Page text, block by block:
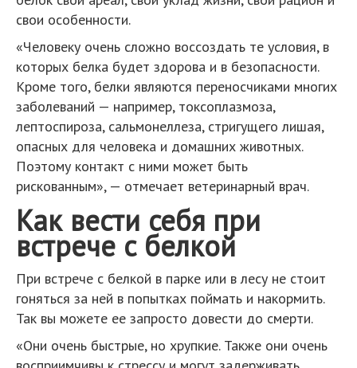
свои особенности.
«Человеку очень сложно воссоздать те условия, в
которых белка будет здорова и в безопасности.
Кроме того, белки являются переносчиками многих
заболеваний — например, токсоплазмоза,
лептоспироза, сальмонеллеза, стригущего лишая,
опасных для человека и домашних животных.
Поэтому контакт с ними может быть
рискованным», — отмечает ветеринарный врач.
Как вести себя при
встрече с белкой
При встрече с белкой в парке или в лесу не стоит
гоняться за ней в попытках поймать и накормить.
Так вы можете ее запросто довести до смерти.
«Они очень быстрые, но хрупкие. Также они очень